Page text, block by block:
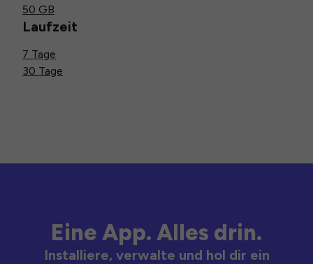
50 GB
Laufzeit
7 Tage
30 Tage
Eine App. Alles drin.
Installiere, verwalte und hol dir ein